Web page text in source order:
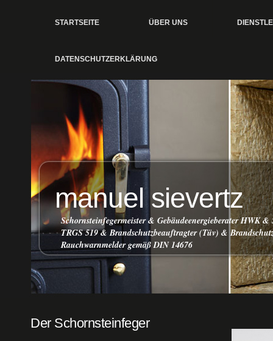
STARTSEITE ÜBER UNS
DATENSCHUTZERKLÄRUNG
manuel sievertz
Schornsteinfegermeister & Gebäudeenergieberater HWK
TRGS 519 & Brandschutzbeauftragter (Tüv) &
Rauchwarnmelder gemäß DIN 14676
Der Schornsteinfeger